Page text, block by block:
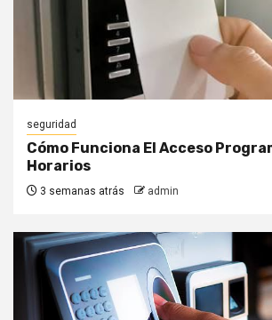
seguridad
Cómo Funciona El Acceso
Horarios
3 semanas atrás admin